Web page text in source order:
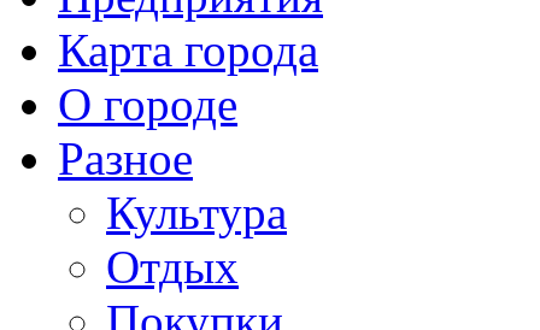
Карта города
О городе
Разное
Культура
Отдых